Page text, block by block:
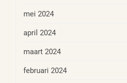
mei 2024
april 2024
maart 2024
februari 2024